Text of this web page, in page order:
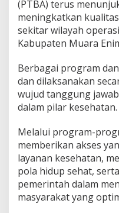
(PTBA) terus
meningkatkan
sekitar wilayah
Kabupaten Muara
Berbagai program
dan dilaksanakan
wujud tanggung
dalam pilar kesehatan.
Melalui program-
memberikan akses
layanan kesehatan,
pola hidup sehat,
pemerintah dalam
masyarakat yang